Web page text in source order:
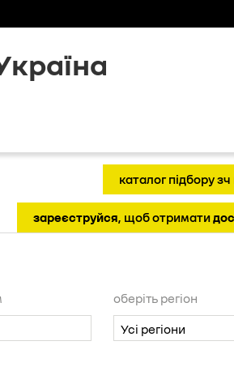
каталог підбору зч
зареєструйся, щоб отримати
оберіть регіон
Усі регіони